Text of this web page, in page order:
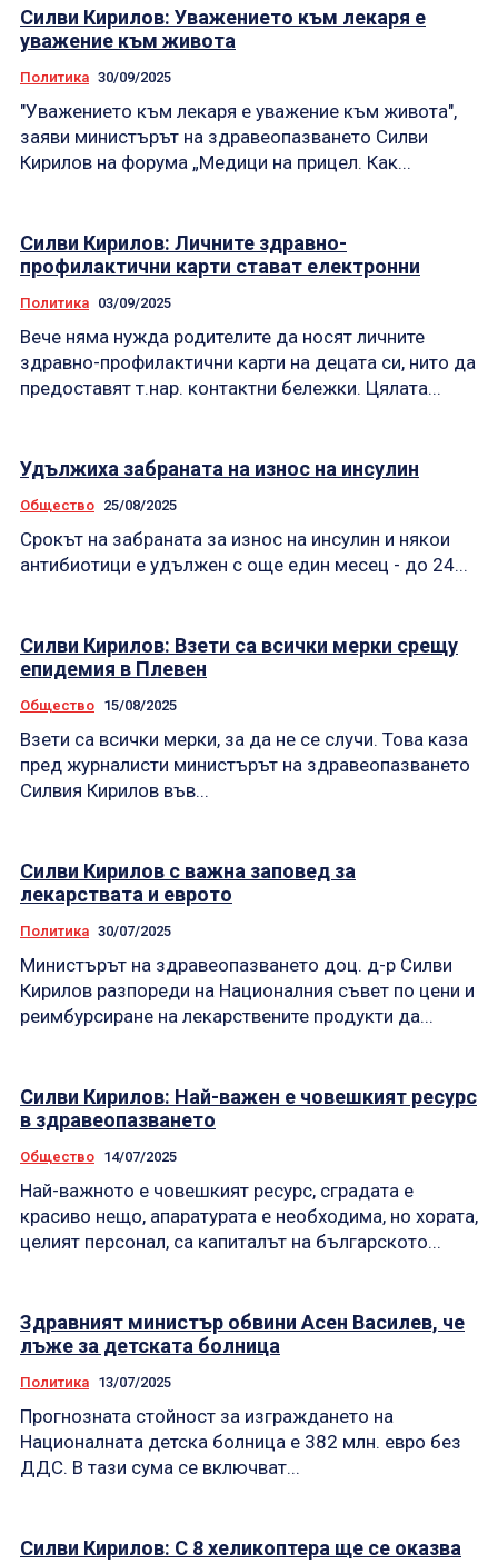
Силви Кирилов: Уважението към лекаря е
уважение към живота
Политика 30/09/2025
"Уважението към лекаря е уважение към живота",
заяви министърът на здравеопазването Силви
Кирилов на форума „Медици на прицел. Как...
Силви Кирилов: Личните здравно-
профилактични карти стават електронни
Политика 03/09/2025
Вече няма нужда родителите да носят личните
здравно-профилактични карти на децата си, нито да
предоставят т.нар. контактни бележки. Цялата...
Удължиха забраната на износ на инсулин
Общество 25/08/2025
Срокът на забраната за износ на инсулин и някои
антибиотици е удължен с още един месец - до 24...
Силви Кирилов: Взети са всички мерки срещу
епидемия в Плевен
Общество 15/08/2025
Взети са всички мерки, за да не се случи. Това каза
пред журналисти министърът на здравеопазването
Силвия Кирилов във...
Силви Кирилов с важна заповед за
лекарствата и еврото
Политика 30/07/2025
Министърът на здравеопазването доц. д-р Силви
Кирилов разпореди на Националния съвет по цени и
реимбурсиране на лекарствените продукти да...
Силви Кирилов: Най-важен е човешкият ресурс
в здравеопазването
Общество 14/07/2025
Най-важното е човешкият ресурс, сградата е
красиво нещо, апаратурата е необходима, но хората,
целият персонал, са капиталът на българското...
Здравният министър обвини Асен Василев, че
лъже за детската болница
Политика 13/07/2025
Прогнозната стойност за изграждането на
Националната детска болница е 382 млн. евро без
ДДС. В тази сума се включват...
Силви Кирилов: С 8 хеликоптера ще се оказва